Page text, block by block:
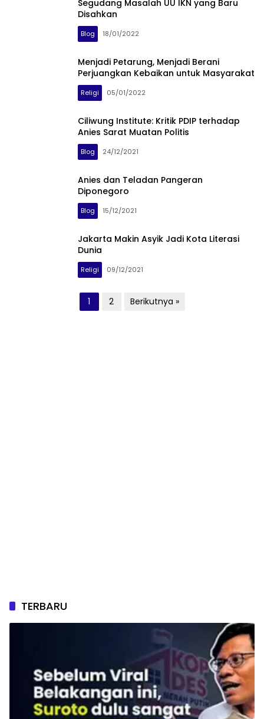
Segudang Masalah UU IKN yang Baru
Disahkan
Blog 18/01/2022
Menjadi Petarung, Menjadi Berani
Perjuangkan Kebaikan untuk Masyarakat
Religi 05/01/2022
Ciliwung Institute: Kritik PDIP terhadap
Anies Sarat Muatan Politis
Blog 24/12/2021
Anies dan Teladan Pangeran
Diponegoro
Blog 15/12/2021
Jakarta Makin Asyik Jadi Kota Literasi
Dunia
Religi 09/12/2021
1 2 Berikutnya »
TERBARU